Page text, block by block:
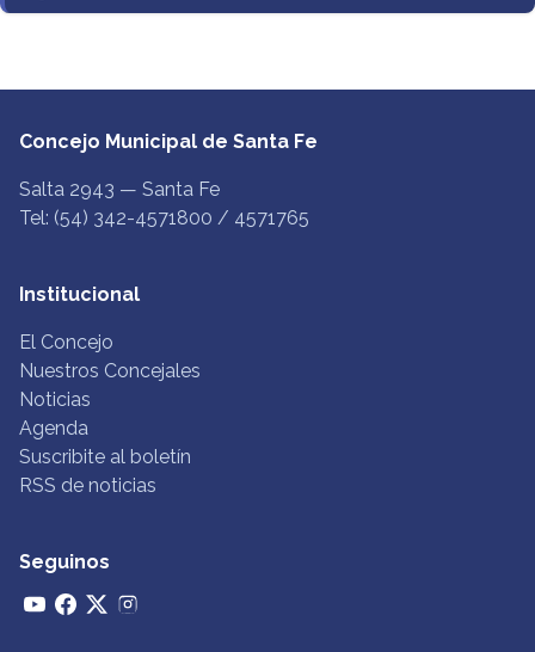
Concejo Municipal de Santa Fe
Salta 2943 — Santa Fe
Tel: (54) 342-4571800 / 4571765
Institucional
El Concejo
Nuestros Concejales
Noticias
Agenda
Suscribite al boletín
RSS de noticias
Seguinos